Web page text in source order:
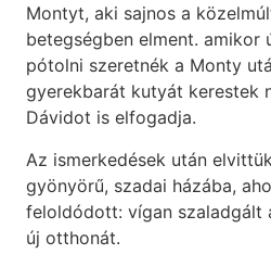
Montyt, aki sajnos a
betegségben elment. amikor
pótolni szeretnék a Monty
gyerekbarát kutyát kerestek
Dávidot is elfogadja.
Az ismerkedések után
gyönyörű, szadai házába,
feloldódott: vígan szaladgált
új otthonát.